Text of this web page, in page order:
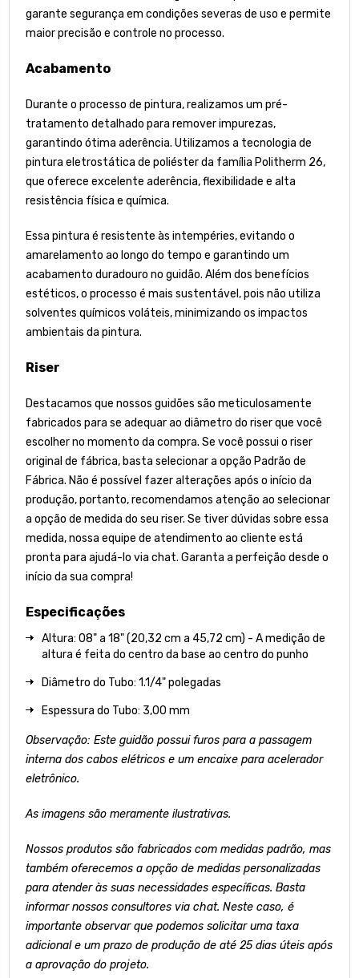
garante segurança em condições severas de uso e permite
maior precisão e controle no processo.
Acabamento
Durante o processo de pintura, realizamos um pré-
tratamento detalhado para remover impurezas,
garantindo ótima aderência. Utilizamos a tecnologia de
pintura eletrostática de poliéster da família Politherm 26,
que oferece excelente aderência, flexibilidade e alta
resistência física e química.
Essa pintura é resistente às intempéries, evitando o
amarelamento ao longo do tempo e garantindo um
acabamento duradouro no guidão. Além dos benefícios
estéticos, o processo é mais sustentável, pois não utiliza
solventes químicos voláteis, minimizando os impactos
ambientais da pintura.
Riser
Destacamos que nossos guidões são meticulosamente
fabricados para se adequar ao diâmetro do riser que você
escolher no momento da compra. Se você possui o riser
original de fábrica, basta selecionar a opção Padrão de
Fábrica. Não é possível fazer alterações após o início da
produção, portanto, recomendamos atenção ao selecionar
a opção de medida do seu riser. Se tiver dúvidas sobre essa
medida, nossa equipe de atendimento ao cliente está
pronta para ajudá-lo via chat. Garanta a perfeição desde o
início da sua compra!
Especificações
Altura: 08" a 18" (20,32 cm a 45,72 cm) - A medição de
altura é feita do centro da base ao centro do punho
Diâmetro do Tubo: 1.1/4" polegadas
Espessura do Tubo: 3,00 mm
Observação: Este guidão possui furos para a passagem
interna dos cabos elétricos e um encaixe para acelerador
eletrônico.
As imagens são meramente ilustrativas.
Nossos produtos são fabricados com medidas padrão, mas
também oferecemos a opção de medidas personalizadas
para atender às suas necessidades específicas. Basta
informar nossos consultores via chat. Neste caso, é
importante observar que podemos solicitar uma taxa
adicional e um prazo de produção de até 25 dias úteis após
a aprovação do projeto.